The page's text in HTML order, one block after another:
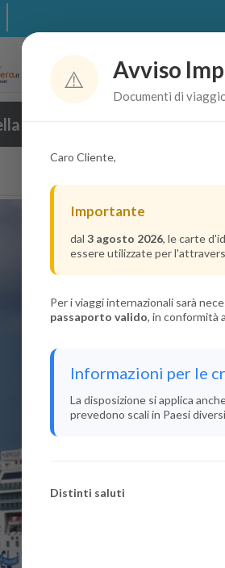
Home Chi Siamo
crociera
⚠️ Avviso
Documenti di
Caro Cliente,
Importante
dal 3 agosto 2026, le carte
essere utilizzate per
Per i viaggi internazionali sarà
passaporto valido, in conformità
Informazioni per le
La disposizione si applica
prevedono scali in Paesi
Distinti saluti